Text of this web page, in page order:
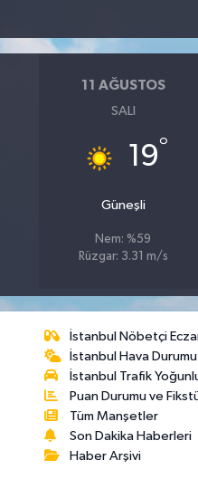
11 AĞUSTOS
SALI
19°
Güneşli
Nem: %59
Rüzgar: 3.31 m/s
İstanbul Nöbetçi
İstanbul Hava Durumu
İstanbul Trafik
Puan Durumu ve
Tüm Manşetler
Son Dakika Haberleri
Haber Arşivi